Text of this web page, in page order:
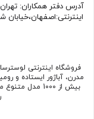
آدرس دفتر همکاران:
فروشگاه اینترنتی
مدرن، آباژور ایستاده و
بیش از 1000